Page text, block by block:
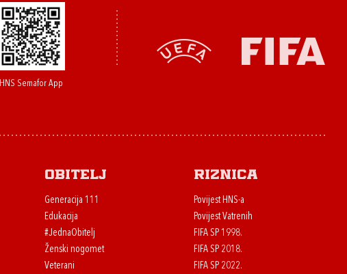
HNS Semafor App
Obitelj
Generacija 111
Edukacija
#JednaObitelj
Ženski nogomet
Veterani
Riznica
Povijest HNS-a
Povijest Vatrenih
FIFA SP 1998.
FIFA SP 2018.
FIFA SP 2022.